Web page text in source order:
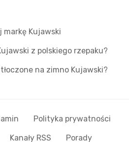
markę Kujawski
z polskiego rzepaku?
na zimno Kujawski?
Polityka prywatności
Kanały RSS Porady